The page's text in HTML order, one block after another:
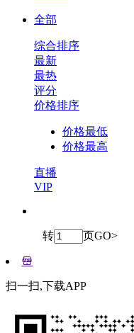
全部
综合排序
最新
最热
评分
价格排序
价格最低
价格最高
直播
VIP
转 页GO>
扫一扫,下载APP